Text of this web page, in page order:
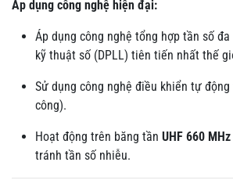
Áp dụng công nghệ hiện đại:
Áp dụng công nghệ tổng hợp tần số
kỹ thuật số (DPLL) tiên tiến nhất thế
Sử dụng công nghệ điều khiển tự
công).
Hoạt động trên băng tần UHF 660
tránh tần số nhiễu.